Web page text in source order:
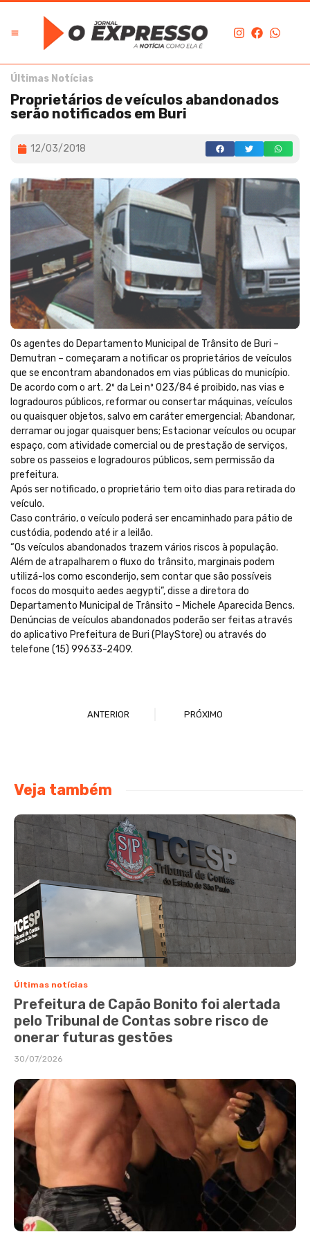
Últimas Notícias
Proprietários de veículos abandonados
serão notificados em Buri
12/03/2018
Os agentes do Departamento Municipal de Trânsito de Buri –
Demutran – começaram a notificar os proprietários de veículos
que se encontram abandonados em vias públicas do município.
De acordo com o art. 2º da Lei nº 023/84 é proibido, nas vias e
logradouros públicos, reformar ou consertar máquinas, veículos
ou quaisquer objetos, salvo em caráter emergencial; Abandonar,
derramar ou jogar quaisquer bens; Estacionar veículos ou ocupar
espaço, com atividade comercial ou de prestação de serviços,
sobre os passeios e logradouros públicos, sem permissão da
prefeitura.
Após ser notificado, o proprietário tem oito dias para retirada do
veículo.
Caso contrário, o veículo poderá ser encaminhado para pátio de
custódia, podendo até ir a leilão.
“Os veículos abandonados trazem vários riscos à população.
Além de atrapalharem o fluxo do trânsito, marginais podem
utilizá-los como esconderijo, sem contar que são possíveis
focos do mosquito aedes aegypti”, disse a diretora do
Departamento Municipal de Trânsito – Michele Aparecida Bencs.
Denúncias de veículos abandonados poderão ser feitas através
do aplicativo Prefeitura de Buri (PlayStore) ou através do
telefone (15) 99633-2409.
ANTERIOR PRÓXIMO
Veja também
Últimas notícias
Prefeitura de Capão Bonito foi alertada
pelo Tribunal de Contas sobre risco de
onerar futuras gestões
30/07/2026